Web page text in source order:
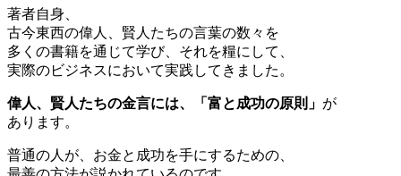
著者自身、
古今東西の偉人、賢人たちの言葉の数々を
多くの書籍を通じて学び、それを糧にして、
実際のビジネスにおいて実践してきました。
偉人、賢人たちの金言には、「富と成功の原則」 が
あります。
普通の人が、お金と成功を手にするための、